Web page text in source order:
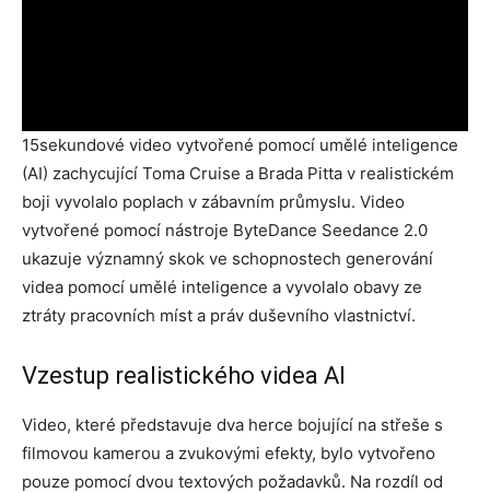
15sekundové video vytvořené pomocí umělé inteligence
(AI) zachycující Toma Cruise a Brada Pitta v realistickém
boji vyvolalo poplach v zábavním průmyslu. Video
vytvořené pomocí nástroje ByteDance Seedance 2.0
ukazuje významný skok ve schopnostech generování
videa pomocí umělé inteligence a vyvolalo obavy ze
ztráty pracovních míst a práv duševního vlastnictví.
Vzestup realistického videa AI
Video, které představuje dva herce bojující na střeše s
filmovou kamerou a zvukovými efekty, bylo vytvořeno
pouze pomocí dvou textových požadavků. Na rozdíl od